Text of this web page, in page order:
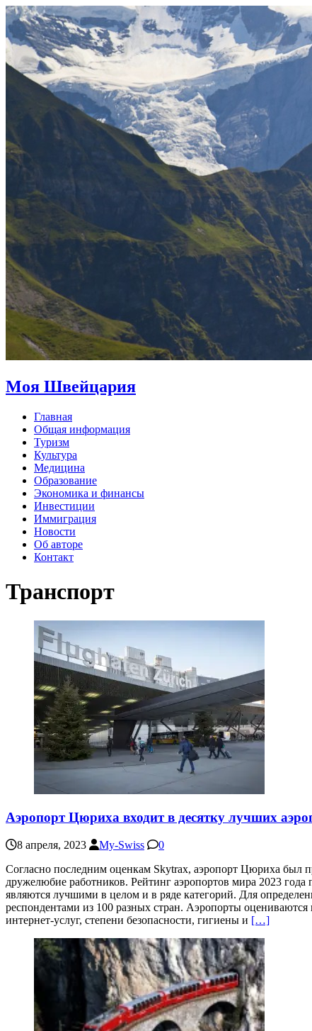
Моя Швейцария
Главная
Общая информация
Туризм
Культура
Медицина
Образование
Экономика и финансы
Инвестиции
Иммиграция
Новости
Об авторе
Контакт
Транспорт
Аэропорт Цюриха входит в десятку лучших
8 апреля, 2023 My-Swiss
0
Согласно последним оценкам Skytrax, аэропорт Цюриха был
дружелюбие работников. Рейтинг аэропортов мира 2023
являются лучшими в целом и в ряде категорий. Для
респондентами из 100 разных стран. Аэропорты оцениваются
интернет-услуг, степени безопасности, гигиены и […]